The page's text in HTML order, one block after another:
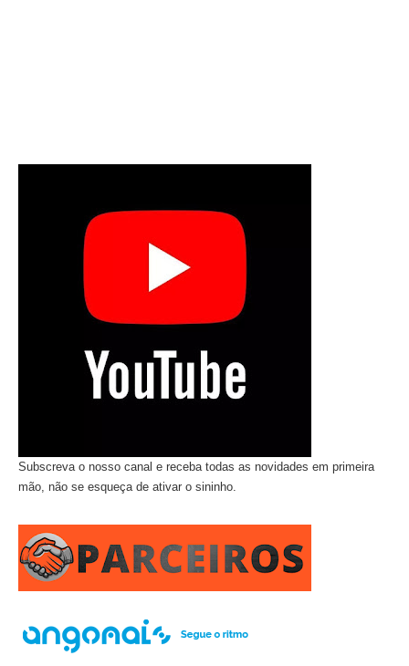
Subscreva o nosso canal e receba todas as novidades em primeira
mão, não se esqueça de ativar o sininho.